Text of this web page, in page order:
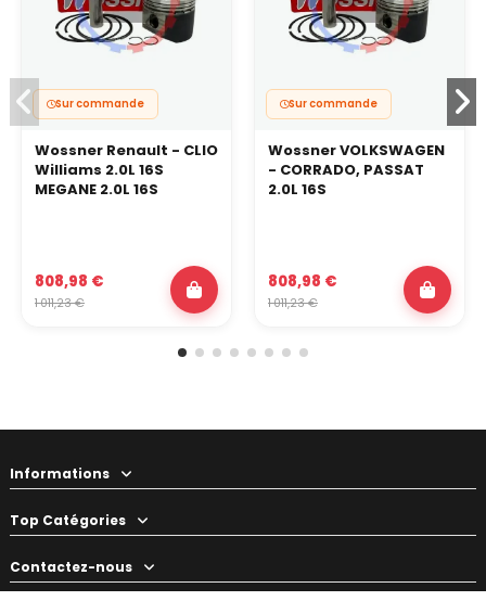
Sur commande
Wossner Renault - CLIO
Williams 2.0L 16S
MEGANE 2.0L 16S
808,98 €
1 011,23 €
Sur commande
Wossner VOLKSWAGEN
- CORRADO, PASSAT
2.0L 16S
808,98 €
1 011,23 €
Informations
Top Catégories
Contactez-nous